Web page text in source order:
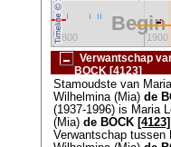
1800 1900
Begin
Verwantschap
BOCK [4123]
Stamoudste van
Wilhelmina (Mia) de
(1937-1996) is Maria
(Mia) de BOCK [4123]
Verwantschap tussen